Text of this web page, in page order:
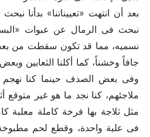
بعد أن انتهت «تعييناتنا» بدأنا
نبحث فى الرمال عن عبوات
نسميه، مما قد تكون سقطت من
جافاً وخشناً، كما أكلنا الثعابين
وفى بعض الصدف حينما كنا نهجم
ملاجئهم، كنا نجد ما هو غير متوقع
مثل ثلاجة بها فرخة كاملة معلبة
فى علبة واحدة، وقطع لحم مطبوخة